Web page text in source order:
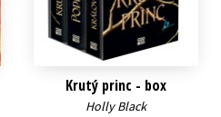
Krutý princ - box
Holly Black